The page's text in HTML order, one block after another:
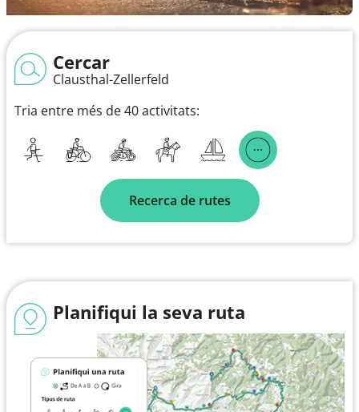
Cercar
Clausthal-Zellerfeld
Tria entre més de 40 activitats:
Recerca de rutes
Planifiqui la seva ruta